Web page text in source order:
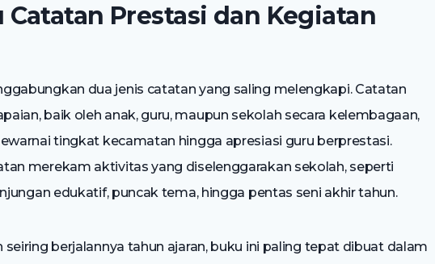
Prestasi dan Kegiatan
dua jenis catatan yang saling melengkapi. Catatan
baik oleh anak, guru, maupun sekolah secara kelembagaan,
tingkat kecamatan hingga apresiasi guru berprestasi.
merekam aktivitas yang diselenggarakan sekolah, seperti
edukatif, puncak tema, hingga pentas seni akhir tahun.
seiring berjalannya tahun ajaran, buku ini paling tepat dibuat dalam